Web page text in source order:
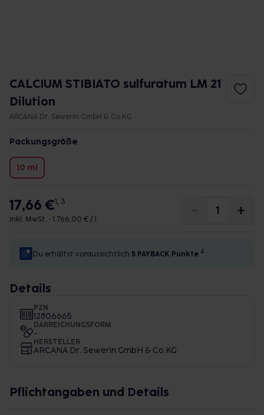
CALCIUM STIBIATO sulfuratum LM 21
Dilution
ARCANA Dr. Sewerin GmbH & Co.KG
Packungsgröße
10 ml
17,66 €1, 3
inkl. MwSt. • 1.766,00 € / l
Du erhältst voraussichtlich 5 PAYBACK Punkte 4
Details
PZN
12806665
DARREICHUNGSFORM
-
HERSTELLER
ARCANA Dr. Sewerin GmbH & Co.KG
Pflichtangaben und Details